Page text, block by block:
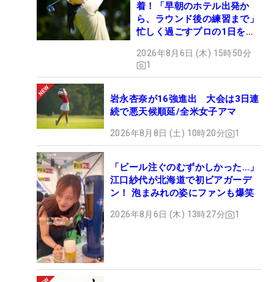
着！「早朝のホテル出発か
ら、ラウンド後の練習まで」
忙しく過ごすプロの1日を公
2026年8月6日 (木) 15時50分
1
岩永杏奈が16強進出 大会は3日連
続で悪天候順延/全米女子アマ
2026年8月8日 (土) 10時20分 1
「ビール注ぐのむずかしかった…」
江口紗代が北海道で初ビアガーデ
ン！ 泡まみれの姿にファンも爆笑
2026年8月6日 (木) 13時27分 1